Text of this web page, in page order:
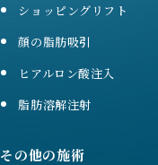
ショッピングリフト
顔の脂肪吸引
ヒアルロン酸注入
脂肪溶解注射
その他の施術